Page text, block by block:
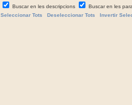
Buscar en les descripcions
Buscar en les
Seleccionar Tots
Deseleccionar Tots Invertir